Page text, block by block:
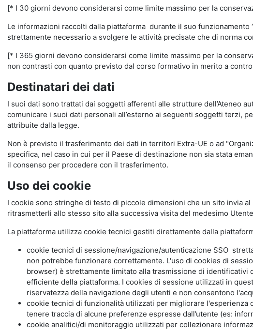
[* I 30 giorni devono considerarsi come limite massimo per la
Le informazioni raccolti dalla piattaforma durante il suo
strettamente necessario a svolgere le attività precisate che di norma
[* I 365 giorni devono considerarsi come limite massimo per la
non contrasti con quanto previsto dal corso formativo in merito a
Destinatari dei dati
I suoi dati sono trattati dai soggetti afferenti alle strutture dell’Ateneo
comunicare i suoi dati personali all’esterno ai seguenti soggetti terzi,
attribuite dalla legge.
Non è previsto il trasferimento dei dati in territori Extra-UE o ad
specifica, nel caso in cui per il Paese di destinazione non sia stata
il consenso per procedere con il trasferimento.
Uso dei cookie
I cookie sono stringhe di testo di piccole dimensioni che un sito invia
ritrasmetterli allo stesso sito alla successiva visita del medesimo
La piattaforma utilizza cookie tecnici gestiti direttamente dalla
cookie tecnici di sessione/navigazione/autenticazione SSO
non potrebbe funzionare correttamente. L'uso di cookies di
browser) è strettamente limitato alla trasmissione di
efficiente della piattaforma. I cookies di sessione utilizzati in
riservatezza della navigazione degli utenti e non consentono
cookie tecnici di funzionalità utilizzati per migliorare
tenere traccia di alcune preferenze espresse dall’utente (es:
cookie analitici/di monitoraggio utilizzati per collezionare